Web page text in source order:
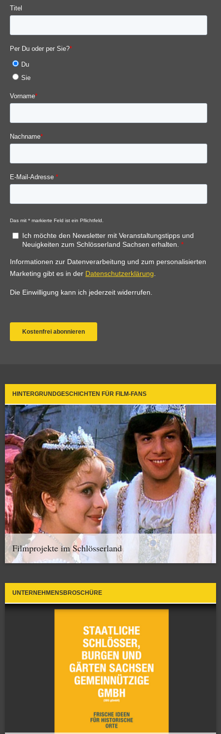
HINTERGRUNDGESCHICHTEN FÜR FILM-FANS
Filmprojekte im Schlösserland
UNTERNEHMENSBROSCHÜRE